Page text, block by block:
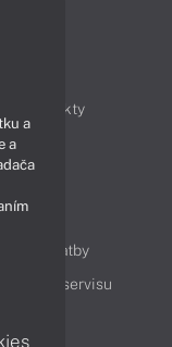
Produkty
a platby
Cenník servisu
a
a